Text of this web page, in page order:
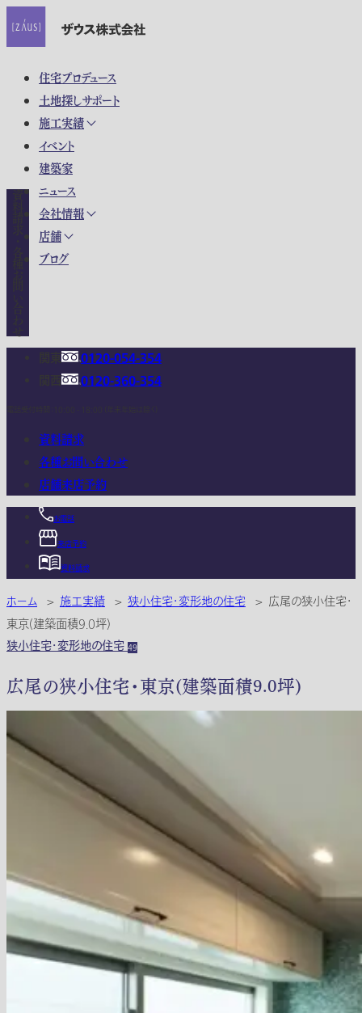
住宅プロデュース
土地探しサポート
施工実績
イベント
建築家
ニュース
会社情報
店舗
ブログ
0120-054-354
0120-360-354
資料請求
各種お問い合わせ
店舗来店予約
お電話
来店予約
資料請求
ホーム > 施工実績 > 狭小住宅・変形地の住宅 > 広尾の狭小住宅・
東京(建築面積9.0坪)
狭小住宅・変形地の住宅49
広尾の狭小住宅・東京(建築面積9.0坪)